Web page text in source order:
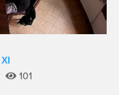
101